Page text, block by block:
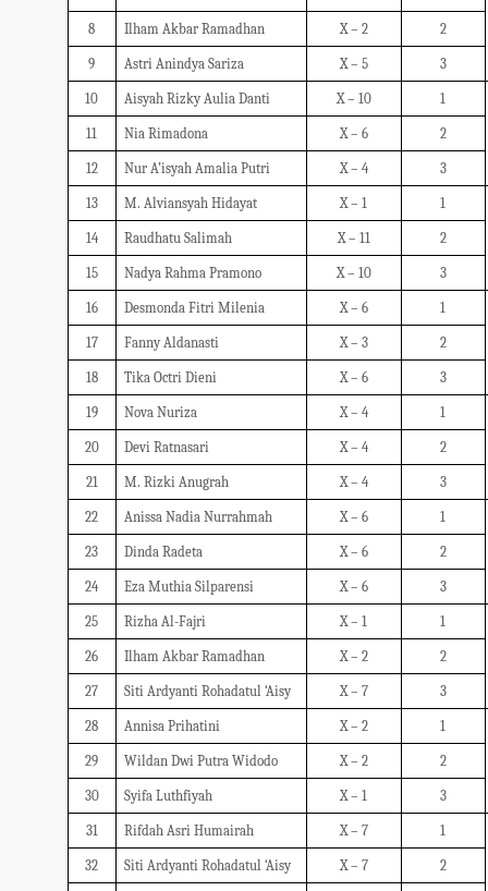
8 Ilham Akbar Ramadhan X – 2 2
9 Astri Anindya Sariza X – 5 3
10 Aisyah Rizky Aulia Danti X – 10 1
11 Nia Rimadona X – 6 2
12 Nur A’isyah Amalia Putri X – 4 3
13 M. Alviansyah Hidayat X – 1 1
14 Raudhatu Salimah X – 11 2
15 Nadya Rahma Pramono X – 10 3
16 Desmonda Fitri Milenia X – 6 1
17 Fanny Aldanasti X – 3 2
18 Tika Octri Dieni X – 6 3
19 Nova Nuriza X – 4 1
20 Devi Ratnasari X – 4 2
21 M. Rizki Anugrah X – 4 3
22 Anissa Nadia Nurrahmah X – 6 1
23 Dinda Radeta X – 6 2
24 Eza Muthia Silparensi X – 6 3
25 Rizha Al-Fajri X – 1 1
26 Ilham Akbar Ramadhan X – 2 2
27 Siti Ardyanti Rohadatul ‘Aisy X – 7 3
28 Annisa Prihatini X – 2 1
29 Wildan Dwi Putra Widodo X – 2 2
30 Syifa Luthfiyah X – 1 3
31 Rifdah Asri Humairah X – 7 1
32 Siti Ardyanti Rohadatul ‘Aisy X – 7 2